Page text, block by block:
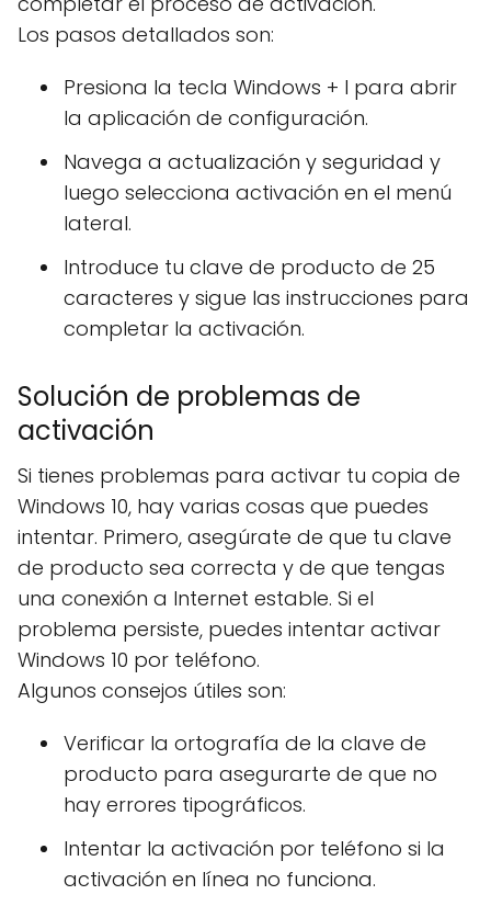
Los pasos detallados son:
Presiona la tecla Windows + I para abrir
la aplicación de configuración.
Navega a actualización y seguridad y
luego selecciona activación en el menú
lateral.
Introduce tu clave de producto de 25
caracteres y sigue las instrucciones para
completar la activación.
Solución de problemas de
activación
Si tienes problemas para activar tu copia de
Windows 10, hay varias cosas que puedes
intentar. Primero, asegúrate de que tu clave
de producto sea correcta y de que tengas
una conexión a Internet estable. Si el
problema persiste, puedes intentar activar
Windows 10 por teléfono.
Algunos consejos útiles son:
Verificar la ortografía de la clave de
producto para asegurarte de que no
hay errores tipográficos.
Intentar la activación por teléfono si la
activación en línea no funciona.